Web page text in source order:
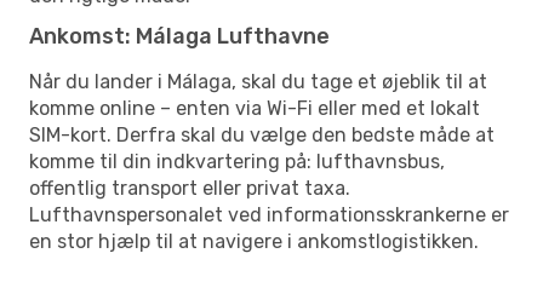
Ankomst: Málaga Lufthavne
Når du lander i Málaga, skal du tage et øjeblik til at
komme online – enten via Wi-Fi eller med et lokalt
SIM-kort. Derfra skal du vælge den bedste måde at
komme til din indkvartering på: lufthavnsbus,
offentlig transport eller privat taxa.
Lufthavnspersonalet ved informationsskrankerne er
en stor hjælp til at navigere i ankomstlogistikken.